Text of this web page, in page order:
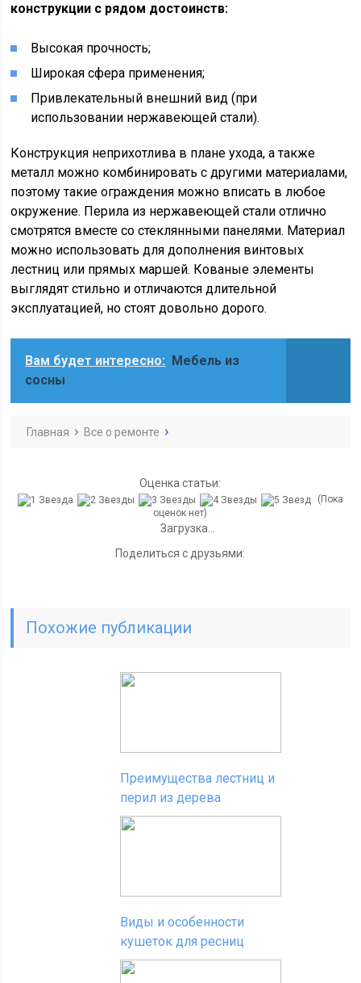
конструкции с рядом достоинств:
Высокая прочность;
Широкая сфера применения;
Привлекательный внешний вид (при
использовании нержавеющей стали).
Конструкция неприхотлива в плане ухода, а также
металл можно комбинировать с другими материалами,
поэтому такие ограждения можно вписать в любое
окружение. Перила из нержавеющей стали отлично
смотрятся вместе со стеклянными панелями. Материал
можно использовать для дополнения винтовых
лестниц или прямых маршей. Кованые элементы
выглядят стильно и отличаются длительной
эксплуатацией, но стоят довольно дорого.
Вам будет интересно: Мебель из
сосны
Главная Все о ремонте
Оценка статьи:
(Пока
оценок нет)
Загрузка...
Поделиться с друзьями:
Похожие публикации
Преимущества лестниц и
перил из дерева
Виды и особенности
кушеток для ресниц